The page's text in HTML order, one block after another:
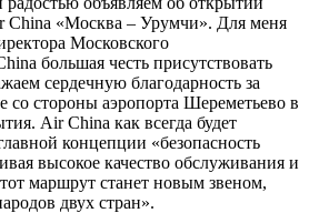
China «Москва – Урумчи». Для меня
Московского
большая честь присутствовать
сердечную благодарность за
со стороны аэропорта Шереметьево в
Air China как всегда будет
концепции «безопасность
высокое качество обслуживания и
маршрут станет новым звеном,
двух стран».